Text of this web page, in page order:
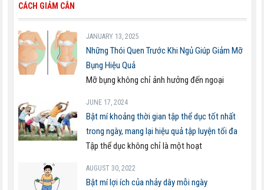
CÁCH GIẢM CÂN
JANUARY 13, 2025
Những Thói Quen Trước Khi Ngủ Giúp Giảm Mỡ
Bụng Hiệu Quả
Mỡ bụng không chỉ ảnh hưởng đến ngoại
JUNE 17, 2024
Bật mí khoảng thời gian tập thể dục tốt nhất
trong ngày, mang lại hiệu quả tập luyện tối đa
Tập thể dục không chỉ là một hoạt
AUGUST 30, 2022
Bật mí lợi ích của nhảy dây mỗi ngày